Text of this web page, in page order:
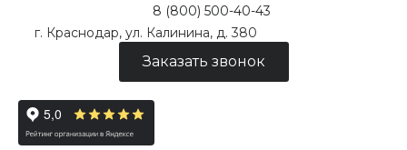
8 (800) 500-40-43
г. Краснодар, ул. Калинина, д. 380
Заказать звонок